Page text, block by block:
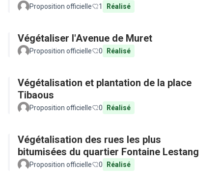
Proposition officielle 1 Réalisé
Végétaliser l'Avenue de Muret
Proposition officielle 0 Réalisé
Végétalisation et plantation de la place
Tibaous
Proposition officielle 0 Réalisé
Végétalisation des rues les plus
bitumisées du quartier Fontaine Lestang
Proposition officielle 0 Réalisé